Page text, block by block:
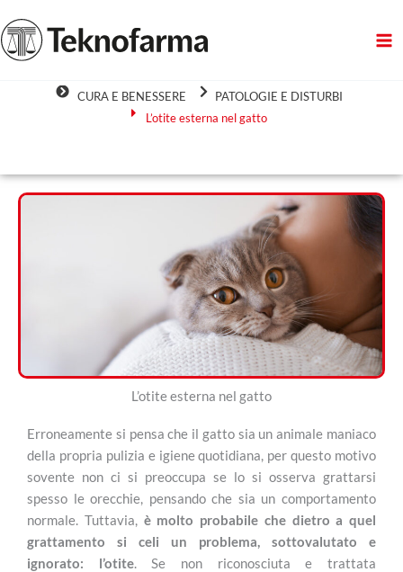
al
contenuto
CURA E BENESSERE
PATOLOGIE E DISTURBI
L’otite esterna nel gatto
L’otite esterna nel gatto
Erroneamente si pensa che il gatto sia un animale maniaco
della propria pulizia e igiene quotidiana, per questo motivo
sovente non ci si preoccupa se lo si osserva grattarsi
spesso le orecchie, pensando che sia un comportamento
normale. Tuttavia, è molto probabile che dietro a quel
grattamento si celi un problema, sottovalutato e
ignorato: l’otite. Se non riconosciuta e trattata